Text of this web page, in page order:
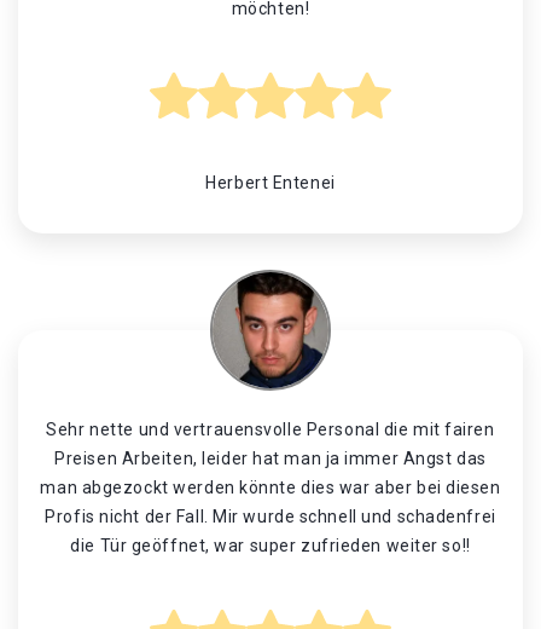
möchten!
Herbert Entenei
Sehr nette und vertrauensvolle Personal die mit fairen
Preisen Arbeiten, leider hat man ja immer Angst das
man abgezockt werden könnte dies war aber bei diesen
Profis nicht der Fall. Mir wurde schnell und schadenfrei
die Tür geöffnet, war super zufrieden weiter so!!